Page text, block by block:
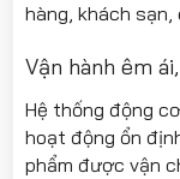
hàng, khách sạn,
Vận hành êm
Hệ thống động
hoạt động ổn
phẩm được vận